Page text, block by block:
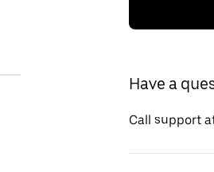
Have a
Call support